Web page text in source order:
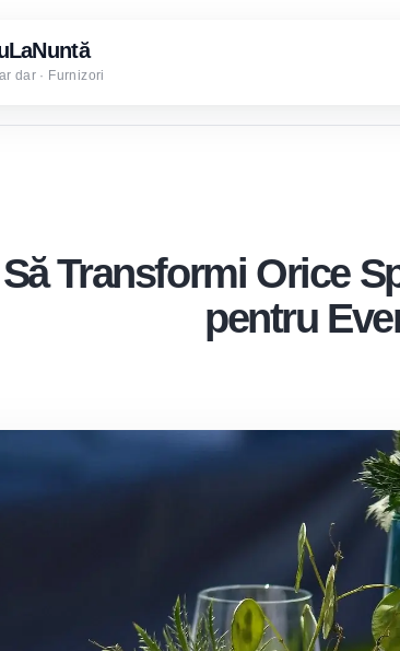
dar · Furnizori
Transformi Orice
pentru